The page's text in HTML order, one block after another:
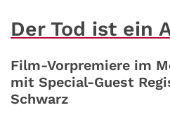
Der Tod ist ein
Film-Vorpremiere im
mit Special-Guest
Schwarz